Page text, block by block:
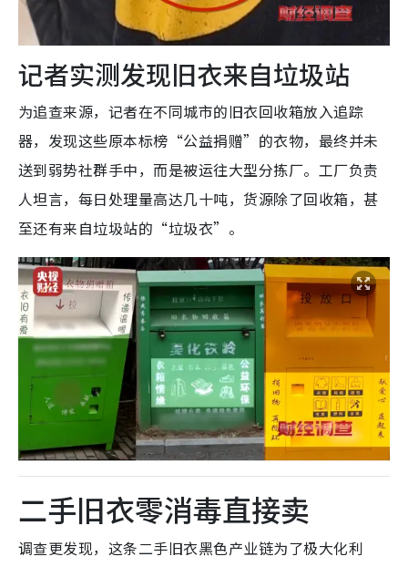
记者实测发现旧衣来自垃圾站
为追查来源，记者在不同城市的旧衣回收箱放入追踪
器，发现这些原本标榜“公益捐赠”的衣物，最终并未
送到弱势社群手中，而是被运往大型分拣厂。工厂负责
人坦言，每日处理量高达几十吨，货源除了回收箱，甚
至还有来自垃圾站的“垃圾衣”。
二手旧衣零消毒直接卖
调查更发现，这条二手旧衣黑色产业链为了极大化利